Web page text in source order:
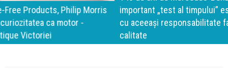
important „test al timpului” este să inovăm constant, dar
cu aceeași responsabilitate față de oameni, siguranță și
calitate